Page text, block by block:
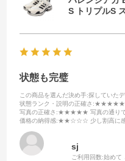
S トリプルS
状態も完璧
この商品を選んだ決め手:探していた
状態ランク・説明の正確さ :★★★★★
写真の正確さ :★★★★★ 写真の通りで
価格の納得感:★★☆☆☆ 少し割高に
sj
ご利用回数:始めて